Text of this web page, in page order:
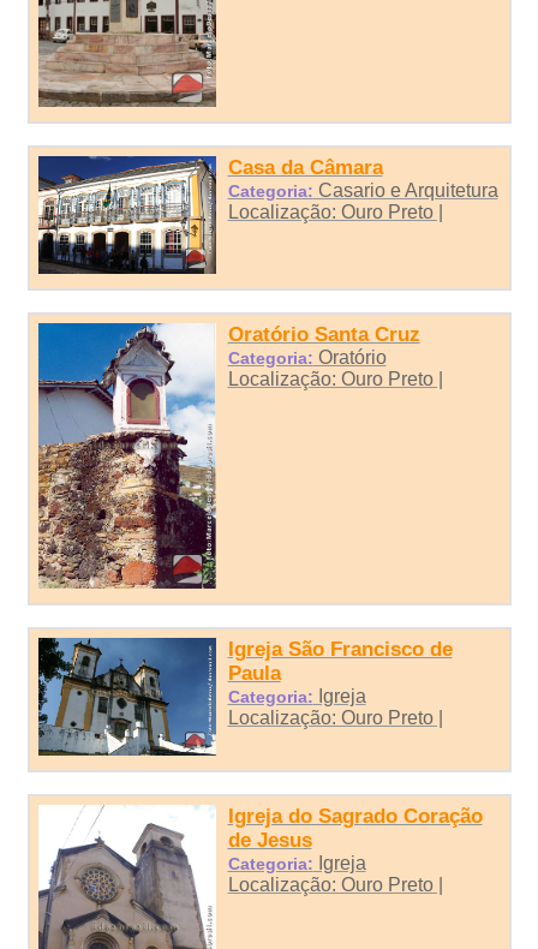
Casa da Câmara
Categoria: Casario e Arquitetura
Localização: Ouro Preto |
Oratório Santa Cruz
Categoria: Oratório
Localização: Ouro Preto |
Igreja São Francisco de
Paula
Categoria: Igreja
Localização: Ouro Preto |
Igreja do Sagrado Coração
de Jesus
Categoria: Igreja
Localização: Ouro Preto |